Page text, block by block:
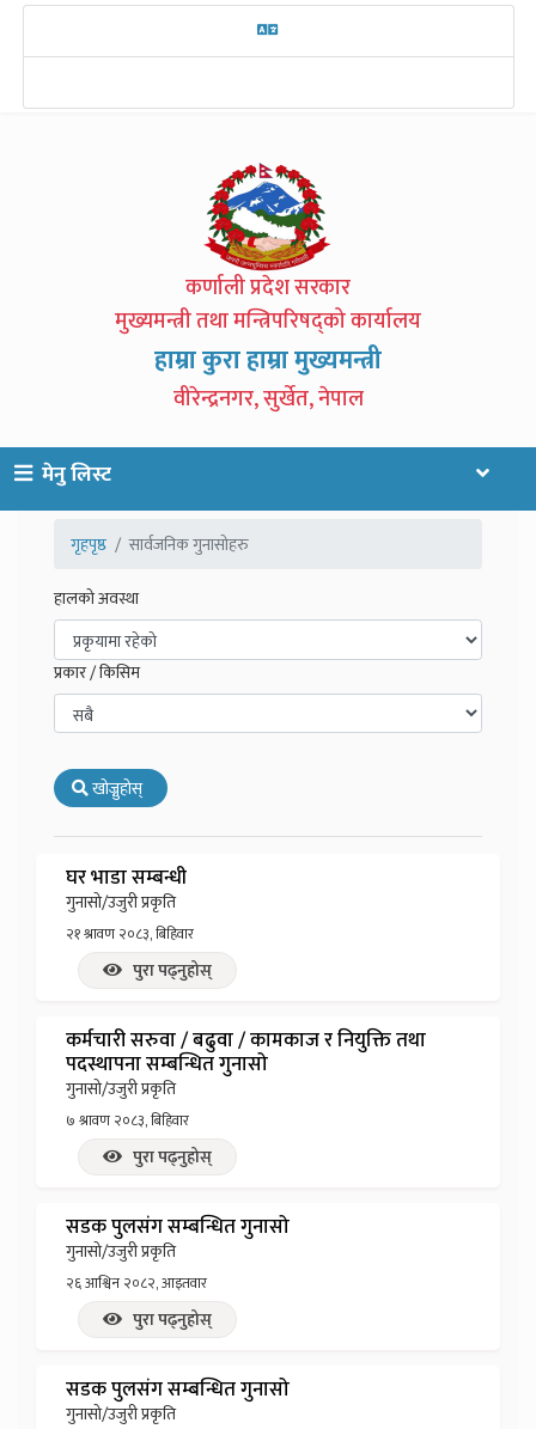
कर्णाली प्रदेश सरकार
मुख्यमन्त्री तथा मन्त्रिपरिषद्को कार्यालय
हाम्रा कुरा हाम्रा मुख्यमन्त्री
वीरेन्द्रनगर, सुर्खेत, नेपाल
मेनु लिस्ट
गृहपृष्ठ
सार्वजनिक गुनासोहरु
हालको अवस्था
प्रकार / किसिम
घर भाडा सम्बन्धी
गुनासो/उजुरी प्रकृति
२१ श्रावण २०८३, बिहिवार
पुरा पढ्नुहोस्
कर्मचारी सरुवा / बढुवा / कामकाज र नियुक्ति तथा
पदस्थापना सम्बन्धित गुनासो
गुनासो/उजुरी प्रकृति
७ श्रावण २०८३, बिहिवार
पुरा पढ्नुहोस्
सडक पुलसंग सम्बन्धित गुनासो
गुनासो/उजुरी प्रकृति
२६ आश्विन २०८२, आइतवार
पुरा पढ्नुहोस्
सडक पुलसंग सम्बन्धित गुनासो
गुनासो/उजुरी प्रकृति